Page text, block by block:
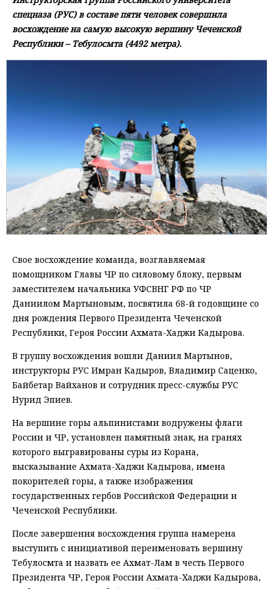
спецназа (РУС) в составе пяти человек совершила
восхождение на самую высокую вершину Чеченской
Республики – Тебулосмта (4492 метра).
Свое восхождение команда, возглавляемая
помощником Главы ЧР по силовому блоку, первым
заместителем начальника УФСВНГ РФ по ЧР
Даниилом Мартыновым, посвятила 68-й годовщине со
дня рождения Первого Президента Чеченской
Республики, Героя России Ахмата-Хаджи Кадырова.
В группу восхождения вошли Даниил Мартынов,
инструкторы РУС Имран Кадыров, Владимир Саценко,
Байбетар Вайханов и сотрудник пресс-службы РУС
Нурид Эпиев.
На вершине горы альпинистами водружены флаги
России и ЧР, установлен памятный знак, на гранях
которого выгравированы суры из Корана,
высказывание Ахмата-Хаджи Кадырова, имена
покорителей горы, а также изображения
государственных гербов Российской Федерации и
Чеченской Республики.
После завершения восхождения группа намерена
выступить с инициативой переименовать вершину
Тебулосмта и назвать ее Ахмат-Лам в честь Первого
Президента ЧР, Героя России Ахмата-Хаджи Кадырова,